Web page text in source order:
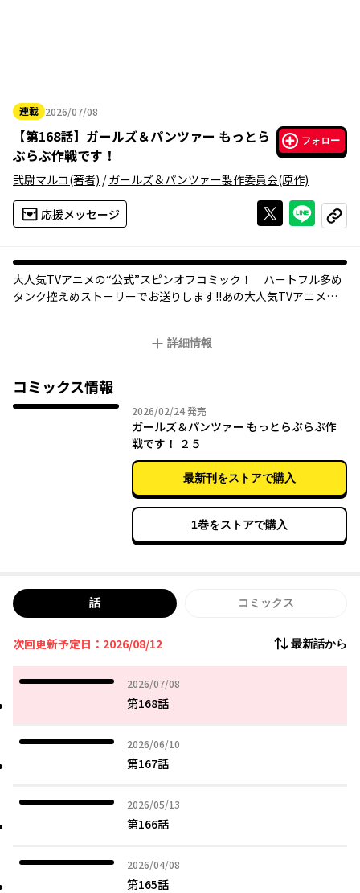
連載 2026/07/08
2026年07月08日
【第168話】 ガールズ＆パンツァー もっとら
ぶらぶ作戦です！
フォロー
弐尉マルコ(著者) /ガールズ＆パンツァー製作委員会(原作)
応援メッセージ Xで投稿する
ライン
コピー
大人気TVアニメの“公式”スピンオフコミック！ ハートフル多め
タンク控えめストーリーでお送りします!!あの大人気TVアニメ
ん、ライバル校もみんな登場して、もっとらぶらぶ作戦です！
詳細情報
コミックス情報
2026/02/242026年02月24日
発売
ガールズ＆パンツァー もっとらぶらぶ作
戦です！ ２５
最新刊をストアで購入
1巻をストアで購入
話 コミックス
次回更新予定日：2026/08/12 最新話から
2026/07/08
2026年07月08日
第168話
2026/06/10
2026年06月10日
第167話
2026/05/13
2026年05月13日
第166話
2026/04/08
2026年04月08日
第165話